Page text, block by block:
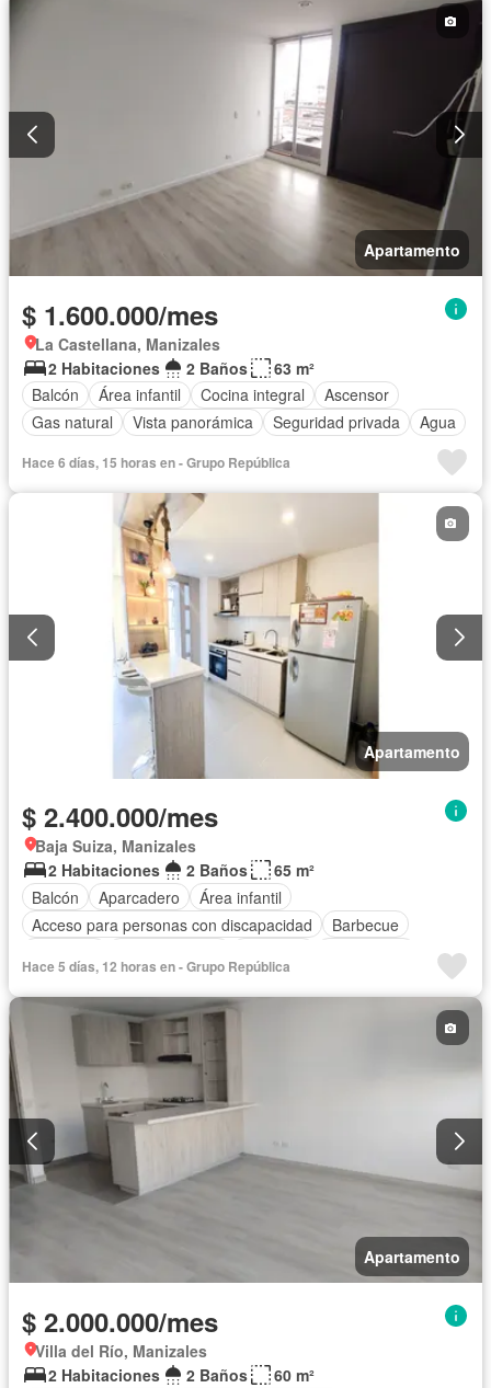
Apartamento
$ 1.600.000/mes
La Castellana, Manizales
2 Habitaciones
2 Baños
63 m²
Balcón
Área infantil Cocina integral
Ascensor
Gas natural
Vista panorámica Seguridad privada Agua
Hace 6 días, 15 horas en - Grupo República
Apartamento
$ 2.400.000/mes
Baja Suiza, Manizales
2 Habitaciones
2 Baños
65 m²
Balcón
Aparcadero
Área infantil
Acceso para personas con discapacidad
Barbecue
Vista panorámica
Seguridad privada
Hace 5 días, 12 horas en - Grupo República
Apartamento
$ 2.000.000/mes
Villa del Río, Manizales
2 Habitaciones
2 Baños
60 m²